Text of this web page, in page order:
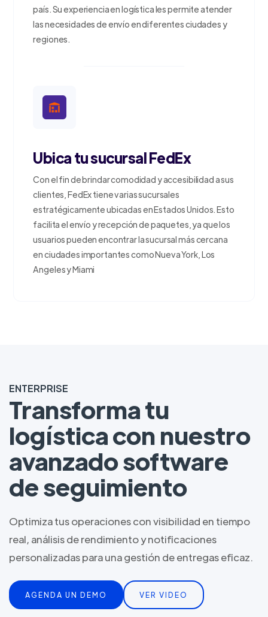
país. Su experiencia en logística les permite atender
las necesidades de envío en diferentes ciudades y
regiones.
Ubica tu sucursal FedEx
Con el fin de brindar comodidad y accesibilidad a sus
clientes, FedEx tiene varias sucursales
estratégicamente ubicadas en Estados Unidos. Esto
facilita el envío y recepción de paquetes, ya que los
usuarios pueden encontrar la sucursal más cercana
en ciudades importantes como Nueva York, Los
Angeles y Miami
ENTERPRISE
Transforma tu
logística con nuestro
avanzado software
de seguimiento
Optimiza tus operaciones con visibilidad en tiempo
real, análisis de rendimiento y notificaciones
personalizadas para una gestión de entregas eficaz.
AGENDA UN DEMO VER VIDEO